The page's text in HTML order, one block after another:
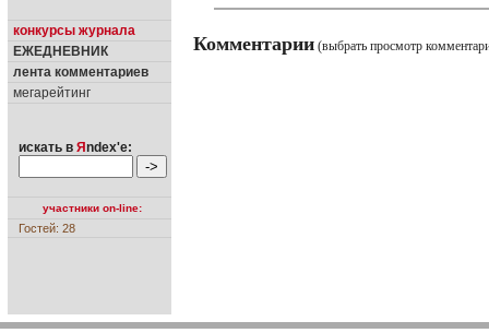
конкурсы журнала
ЕЖЕДНЕВНИК
лента комментариев
мегарейтинг
искать в Я ndex'е:
участники on-line:
Гостей: 28
Комментарии (выбрать просмотр